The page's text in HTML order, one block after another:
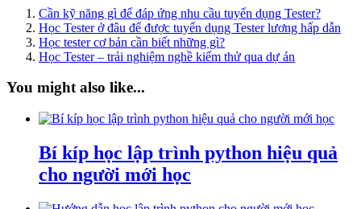
Cần kỹ năng gì để đáp ứng nhu cầu tuyển dụng Tester?
Học Tester ở đâu để được tuyển dụng Tester lương hấp dẫn
Học tester cơ bản cần biết những gì?
Học Tester – trải nghiệm nghề kiểm thử qua dự án
You might also like...
Bí kíp học lập trình python hiệu quả
cho người mới học